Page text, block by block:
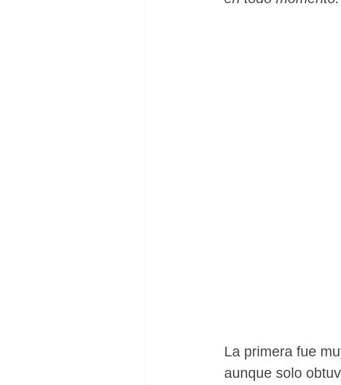
La primera fue
aunque solo